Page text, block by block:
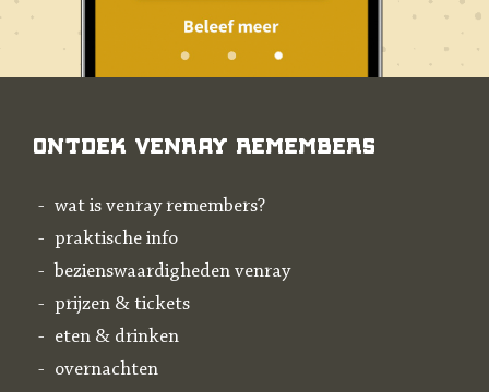
Ontdek Venray Remembers
wat is venray remembers?
praktische info
bezienswaardigheden venray
prijzen & tickets
eten & drinken
overnachten